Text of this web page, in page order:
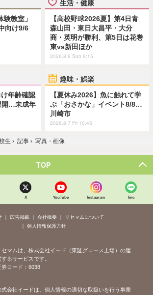
教室」
向け9/6
生活・健康
【高校野球2026夏】第4日青
森山田・東日大昌平・大分
商・英明が勝利、第5日は花巻
東vs新田ほか
2026.8.9 Sun 9:15
年齢確認
開…未成年
趣味・娯楽
【夏休み2026】魚に触れて学
ぶ「おさかな」イベント8/8…
川崎市
2026.8.7 Fri 10:45
生 › 記事 › 写真・画像
TOP
X YouTube Instagram line
広告掲載 会社概要
リセマムについて
個人情報保護方針
セマムは、株式会社イード（東証グロース上場）の運
するサービスです。
券コード：6038
式会社イードは、個人情報の適切な取扱いを行う事業